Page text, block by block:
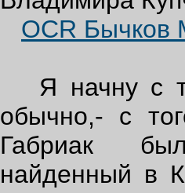
OCR Бычков
Я начну с
обычно,- с
Габриак
найденный в